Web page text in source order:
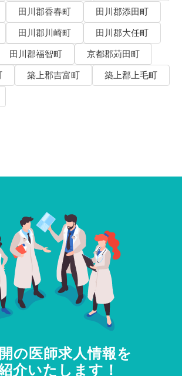
田川郡香春町
田川郡添田町
田川郡川崎町
田川郡大任町
田川郡福智町
京都郡苅田町
築上郡吉富町
築上郡上毛町
の医師求人情報を
介いたします！